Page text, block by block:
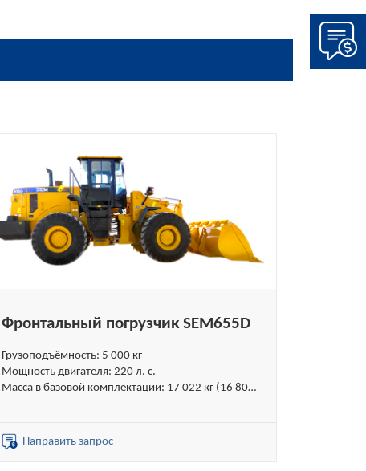
Фронтальный погрузчик SEM655D
Грузоподъёмность: 5 000 кг
Мощность двигателя: 220 л. с.
Масса в базовой комплектации: 17 022 кг (16 800
Объём стандартного ковша: 3,0 м³
Объёмы специальных ковшей: 2,7 – 4,5 м³
Направить запрос